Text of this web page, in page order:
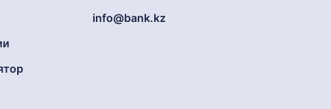
info@bank.kz